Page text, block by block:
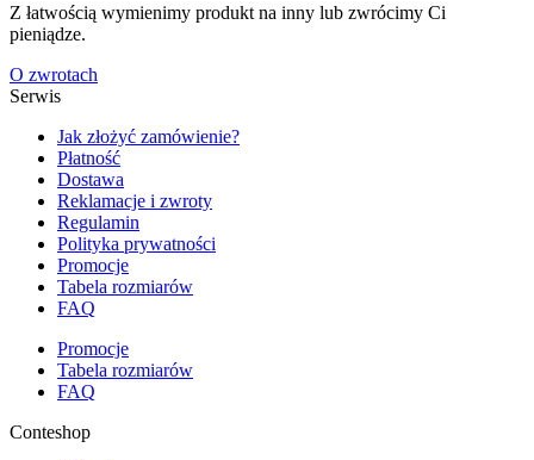
Z łatwością wymienimy produkt na inny lub zwrócimy Ci
pieniądze.
O zwrotach
Serwis
Jak złożyć zamówienie?
Płatność
Dostawa
Reklamacje i zwroty
Regulamin
Polityka prywatności
Promocje
Tabela rozmiarów
FAQ
Promocje
Tabela rozmiarów
FAQ
Conteshop